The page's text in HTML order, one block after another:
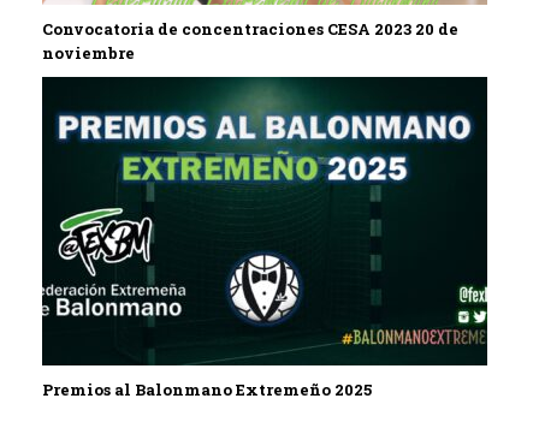
Convocatoria de concentraciones CESA 2023 20 de
noviembre
Premios al Balonmano Extremeño 2025